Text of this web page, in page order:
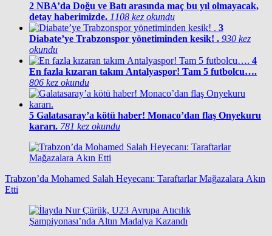
2 NBA’da Doğu ve Batı arasında maç bu yıl olmayacak,
detay haberimizde. 1108 kez okundu
3
Diabate’ye Trabzonspor yönetiminden kesik! . 930 kez
okundu
4
En fazla kızaran takım Antalyaspor! Tam 5 futbolcu….
806 kez okundu
5 Galatasaray’a kötü haber! Monaco’dan flaş Onyekuru
kararı. 781 kez okundu
Trabzon’da Mohamed Salah Heyecanı: Taraftarlar Mağazalara Akın
Etti